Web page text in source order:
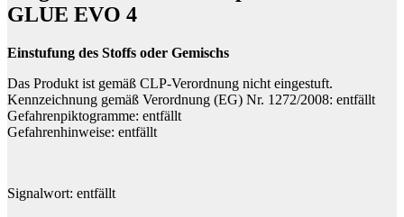
GLUE EVO 4
Einstufung des Stoffs oder Gemischs
Das Produkt ist gemäß CLP-Verordnung nicht eingestuft.
Kennzeichnung gemäß Verordnung (EG) Nr. 1272/2008: entfällt
Gefahrenpiktogramme: entfällt
Gefahrenhinweise: entfällt
Signalwort: entfällt